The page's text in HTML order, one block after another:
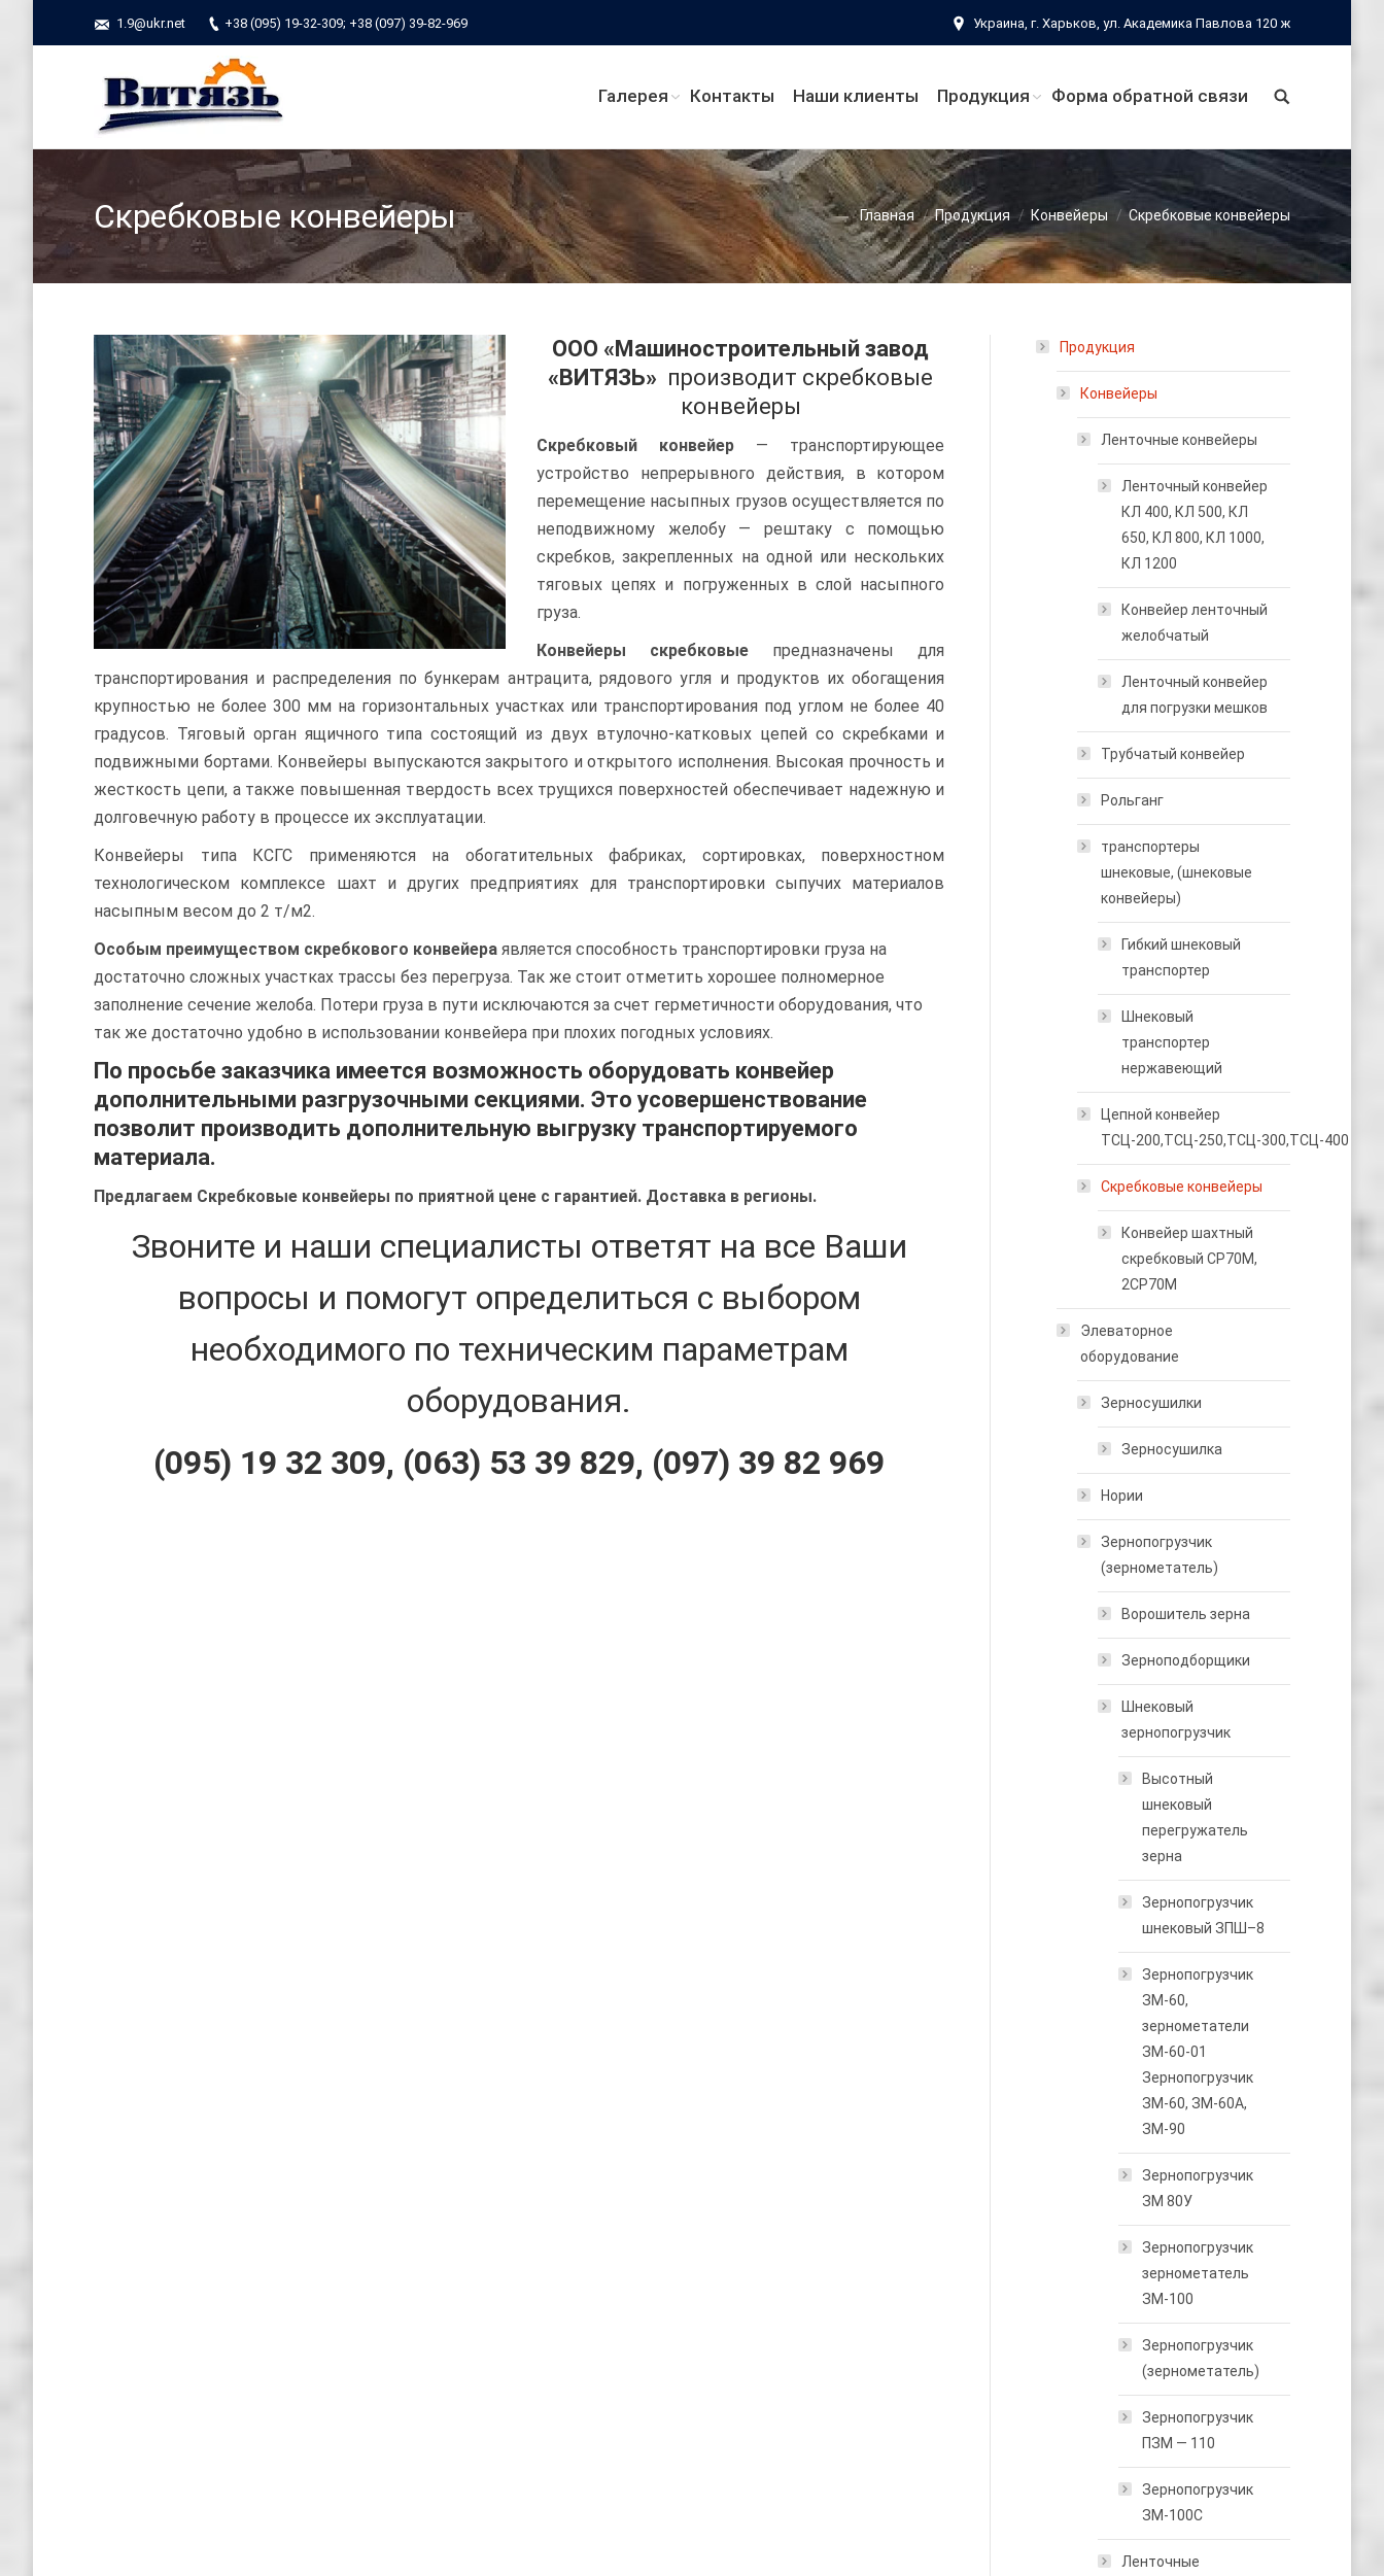
1.9@ukr.net +38 (095) 19-32-309; +38 (097) 39-82-969 Украина, г. Харьков, ул. Академика Павлова 120 ж
Галерея Контакты Наши клиенты Продукция Форма обратной связи
Скребковые конвейеры Вы здесь: Главная Продукция Конвейеры Скребковые конвейеры
ООО «Машиностроительный завод
«ВИТЯЗЬ» производит скребковые
конвейеры
Скребковый конвейер — транспортирующее
устройство непрерывного действия, в котором
перемещение насыпных грузов осуществляется по
неподвижному желобу — рештаку с помощью
скребков, закрепленных на одной или нескольких
тяговых цепях и погруженных в слой насыпного
груза.
Конвейеры скребковые предназначены для
транспортирования и распределения по бункерам антрацита, рядового угля и продуктов их обогащения
крупностью не более 300 мм на горизонтальных участках или транспортирования под углом не более 40
градусов. Тяговый орган ящичного типа состоящий из двух втулочно-катковых цепей со скребками и
подвижными бортами. Конвейеры выпускаются закрытого и открытого исполнения. Высокая прочность и
жесткость цепи, а также повышенная твердость всех трущихся поверхностей обеспечивает надежную и
долговечную работу в процессе их эксплуатации.
Конвейеры типа КСГС применяются на обогатительных фабриках, сортировках, поверхностном
технологическом комплексе шахт и других предприятиях для транспортировки сыпучих материалов
насыпным весом до 2 т/м2.
Особым преимуществом скребкового конвейера является способность транспортировки груза на
достаточно сложных участках трассы без перегруза. Так же стоит отметить хорошее полномерное
заполнение сечение желоба. Потери груза в пути исключаются за счет герметичности оборудования, что
так же достаточно удобно в использовании конвейера при плохих погодных условиях.
По просьбе заказчика имеется возможность оборудовать конвейер
дополнительными разгрузочными секциями. Это усовершенствование
позволит производить дополнительную выгрузку транспортируемого
материала.
Предлагаем Скребковые конвейеры по приятной цене с гарантией. Доставка в регионы.
Звоните и наши специалисты ответят на все Ваши
вопросы и помогут определиться с выбором
необходимого по техническим параметрам
оборудования.
(095) 19 32 309, (063) 53 39 829, (097) 39 82 969
Продукция
Конвейеры
Ленточные конвейеры
Ленточный конвейер
КЛ 400, КЛ 500, КЛ
650, КЛ 800, КЛ 1000,
КЛ 1200
Конвейер ленточный
желобчатый
Ленточный конвейер
для погрузки мешков
Трубчатый конвейер
Рольганг
транспортеры
шнековые, (шнековые
конвейеры)
Гибкий шнековый
транспортер
Шнековый
транспортер
нержавеющий
Цепной конвейер
ТСЦ-200,ТСЦ-250,ТСЦ-300,ТСЦ-400
Скребковые конвейеры
Конвейер шахтный
скребковый СР70М,
2СР70М
Элеваторное
оборудование
Зерносушилки
Зерносушилка
Нории
Зернопогрузчик
(зернометатель)
Ворошитель зерна
Зерноподборщики
Шнековый
зернопогрузчик
Высотный
шнековый
перегружатель
зерна
Зернопогрузчик
шнековый ЗПШ–8
Зернопогрузчик
ЗМ-60,
зернометатели
ЗМ-60-01
Зернопогрузчик
ЗМ-60, ЗМ-60А,
ЗМ-90
Зернопогрузчик
ЗМ 80У
Зернопогрузчик
зернометатель
ЗМ-100
Зернопогрузчик
(зернометатель)
Зернопогрузчик
ПЗМ — 110
Зернопогрузчик
ЗМ-100С
Ленточные